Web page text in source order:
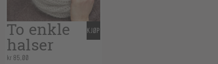
To enkle
halser
kr85,00
KJØP